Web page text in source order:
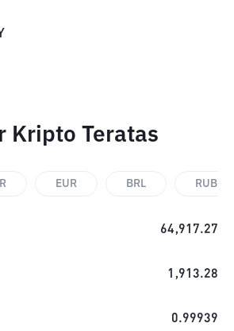
Kripto Teratas
EUR BRL RUB
64,917.27
1,913.28
0.99939